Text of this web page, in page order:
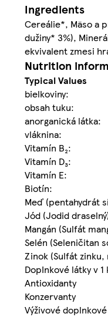
Ingredients
Cereálie*, Mäso a
dužiny* 3%),
ekvivalent zmesi
Nutrition
Typical Values
bielkoviny:
obsah tuku:
anorganická látka:
vláknina:
Vitamín B₂:
Vitamín D₃:
Vitamín E:
Biotín:
Meď (pentahydrát
Jód (Jodid
Mangán (Sulfát
Selén (Seleničitan
Zinok (Sulfát
DopInkové látky v 1
Antioxidanty
Konzervanty
Výživové